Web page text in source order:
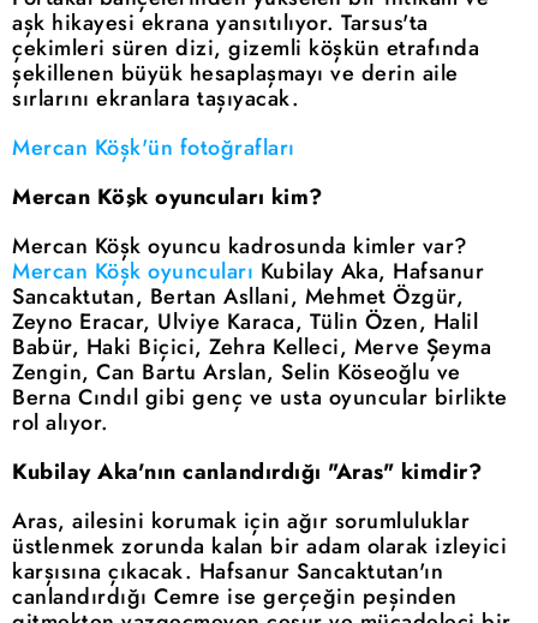
aşk hikayesi ekrana yansıtılıyor. Tarsus'ta
çekimleri süren dizi, gizemli köşkün etrafında
şekillenen büyük hesaplaşmayı ve derin aile
sırlarını ekranlara taşıyacak.
Mercan Köşk'ün fotoğrafları
Mercan Köşk oyuncuları kim?
Mercan Köşk oyuncu kadrosunda kimler var?
Mercan Köşk oyuncuları Kubilay Aka, Hafsanur
Sancaktutan, Bertan Asllani, Mehmet Özgür,
Zeyno Eracar, Ulviye Karaca, Tülin Özen, Halil
Babür, Haki Biçici, Zehra Kelleci, Merve Şeyma
Zengin, Can Bartu Arslan, Selin Köseoğlu ve
Berna Cındıl gibi genç ve usta oyuncular birlikte
rol alıyor.
Kubilay Aka'nın canlandırdığı "Aras" kimdir?
Aras, ailesini korumak için ağır sorumluluklar
üstlenmek zorunda kalan bir adam olarak izleyici
karşısına çıkacak. Hafsanur Sancaktutan'ın
canlandırdığı Cemre ise gerçeğin peşinden